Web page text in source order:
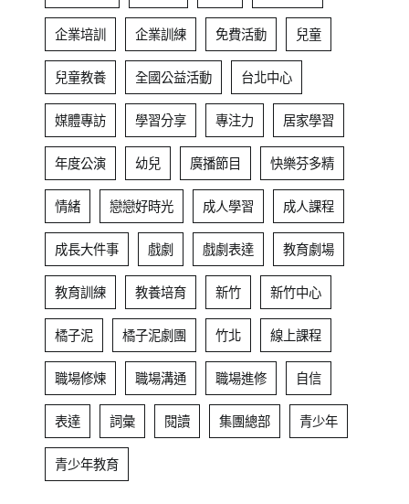
企業培訓 企業訓練 免費活動 兒童
兒童教養 全國公益活動 台北中心
媒體專訪 學習分享 專注力 居家學習
年度公演 幼兒 廣播節目 快樂芬多精
情緒 戀戀好時光 成人學習 成人課程
成長大件事 戲劇 戲劇表達 教育劇場
教育訓練 教養培育 新竹 新竹中心
橘子泥 橘子泥劇團 竹北 線上課程
職場修煉 職場溝通 職場進修 自信
表達 詞彙 閱讀 集團總部 青少年
青少年教育